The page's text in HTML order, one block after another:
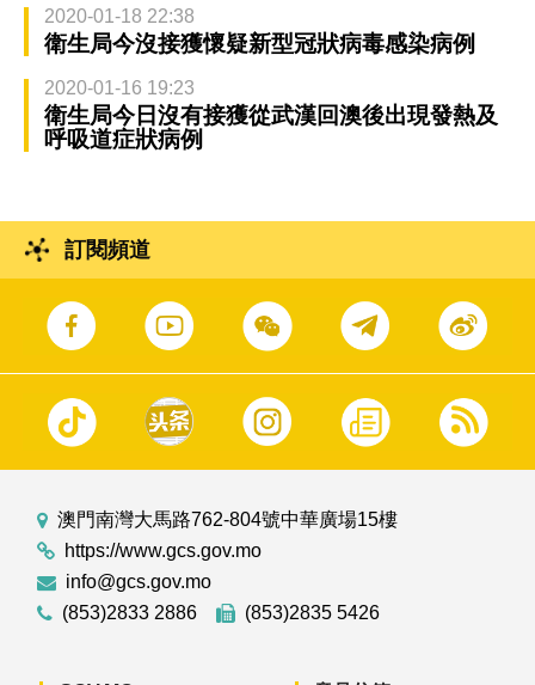
2020-01-18 22:38
衛生局今沒接獲懷疑新型冠狀病毒感染病例
2020-01-16 19:23
衛生局今日沒有接獲從武漢回澳後出現發熱及
呼吸道症狀病例
訂閱頻道
澳門南灣大馬路762-804號中華廣場15樓
https://www.gcs.gov.mo
info@gcs.gov.mo
(853)2833 2886
(853)2835 5426